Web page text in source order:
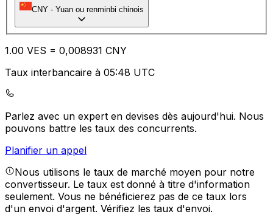
CNY - Yuan ou renminbi chinois
1.00 VES = 0,008931 CNY
Taux interbancaire à 05:48 UTC
Parlez avec un expert en devises dès aujourd'hui. Nous
pouvons battre les taux des concurrents.
Planifier un appel
Nous utilisons le taux de marché moyen pour notre
convertisseur. Le taux est donné à titre d'information
seulement. Vous ne bénéficierez pas de ce taux lors
d'un envoi d'argent. Vérifiez les taux d'envoi.